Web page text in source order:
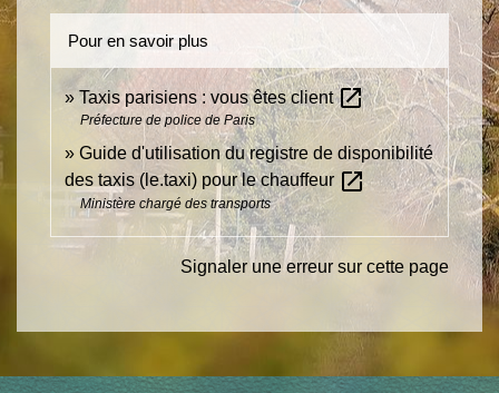
Pour en savoir plus
Taxis parisiens : vous êtes clientopen_in_new
Préfecture de police de Paris
Guide d'utilisation du registre de disponibilité
des taxis (le.taxi) pour le chauffeur open_in_new
Ministère chargé des transports
Signaler une erreur sur cette page